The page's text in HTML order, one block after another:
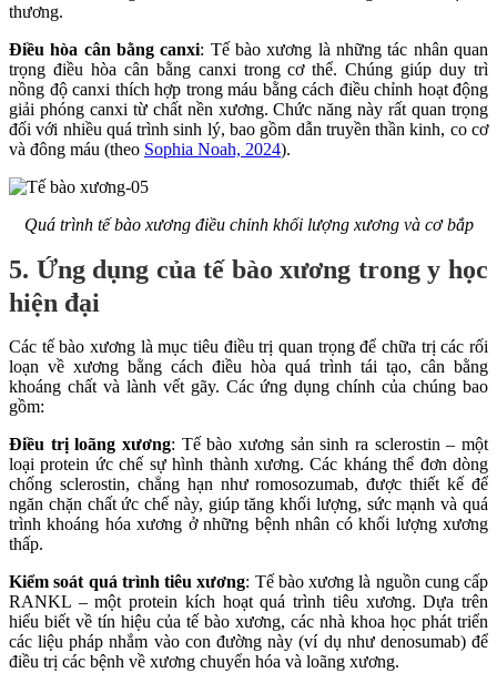
thương.
Điều hòa cân bằng canxi: Tế bào xương là những tác nhân quan
trọng điều hòa cân bằng canxi trong cơ thể. Chúng giúp duy trì
nồng độ canxi thích hợp trong máu bằng cách điều chỉnh hoạt động
giải phóng canxi từ chất nền xương. Chức năng này rất quan trọng
đối với nhiều quá trình sinh lý, bao gồm dẫn truyền thần kinh, co cơ
và đông máu (theo Sophia Noah, 2024).
Quá trình tế bào xương điều chỉnh khối lượng xương và cơ bắp
5. Ứng dụng của tế bào xương trong y học
hiện đại
Các tế bào xương là mục tiêu điều trị quan trọng để chữa trị các rối
loạn về xương bằng cách điều hòa quá trình tái tạo, cân bằng
khoáng chất và lành vết gãy. Các ứng dụng chính của chúng bao
gồm:
Điều trị loãng xương: Tế bào xương sản sinh ra sclerostin – một
loại protein ức chế sự hình thành xương. Các kháng thể đơn dòng
chống sclerostin, chẳng hạn như romosozumab, được thiết kế để
ngăn chặn chất ức chế này, giúp tăng khối lượng, sức mạnh và quá
trình khoáng hóa xương ở những bệnh nhân có khối lượng xương
thấp.
Kiểm soát quá trình tiêu xương: Tế bào xương là nguồn cung cấp
RANKL – một protein kích hoạt quá trình tiêu xương. Dựa trên
hiểu biết về tín hiệu của tế bào xương, các nhà khoa học phát triển
các liệu pháp nhắm vào con đường này (ví dụ như denosumab) để
điều trị các bệnh về xương chuyển hóa và loãng xương.